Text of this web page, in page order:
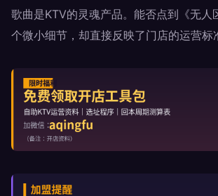
歌曲是KTV的灵魂产品。能否点到《无人
个微小细节，却直接反映了门店的运营标